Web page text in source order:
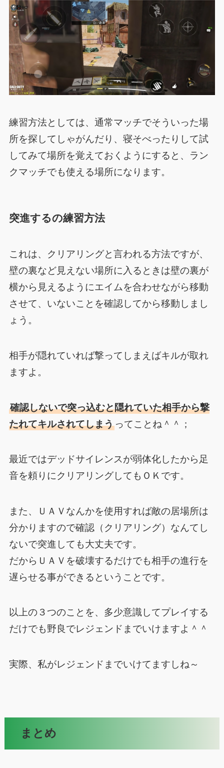
練習方法としては、通常マッチでそういった場
所を探してしゃがんだり、寝そべったりして試
してみて場所を覚えておくようにすると、ラン
クマッチでも使える場所になります。
突進するの練習方法
これは、クリアリングと言われる方法ですが、
壁の裏など見えない場所に入るときは壁の裏が
横から見えるようにエイムを合わせながら移動
させて、いないことを確認してから移動しまし
ょう。
相手が隠れていれば撃ってしまえばキルが取れ
ますよ。
確認しないで突っ込むと隠れていた相手から撃
たれてキルされてしまうってことね＾＾；
最近ではデッドサイレンスが弱体化したから足
音を頼りにクリアリングしてもＯＫです。
また、ＵＡＶなんかを使用すれば敵の居場所は
分かりますので確認（クリアリング）なんてし
ないで突進しても大丈夫です。
だからＵＡＶを破壊するだけでも相手の進行を
遅らせる事ができるということです。
以上の３つのことを、多少意識してプレイする
だけでも野良でレジェンドまでいけますよ＾＾
実際、私がレジェンドまでいけてますしね～
まとめ